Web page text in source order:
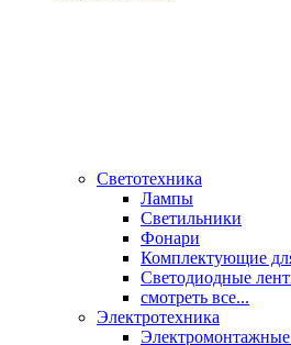
Светотехника
Лампы
Светильники
Фонари
Комплектующие
Светодиодные
смотреть все...
Электротехника
Электромонтажные